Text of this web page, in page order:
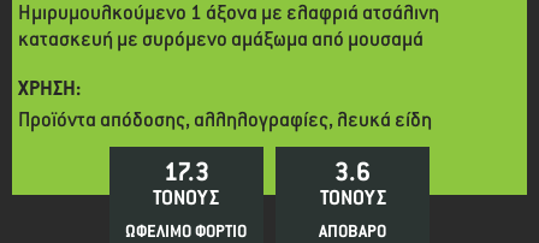
Ημιρυμουλκούμενο 1 άξονα με ελαφριά ατσάλινη
κατασκευή με συρόμενο αμάξωμα από μουσαμά
ΧΡΗΣΗ:
Προϊόντα απόδοσης, αλληλογραφίες, λευκά είδη
17.3
ΤΟΝΟΥΣ
ΩΦΕΛΙΜΟ ΦΟΡΤΙΟ
3.6
ΤΟΝΟΥΣ
ΑΠΟΒΑΡΟ